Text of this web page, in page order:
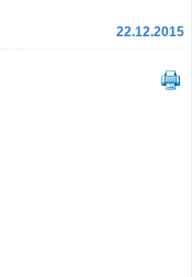
22.12.2015